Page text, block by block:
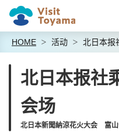
HOME 活动 北日本报
北日本报社
会场
北日本新聞納涼花火大会 富